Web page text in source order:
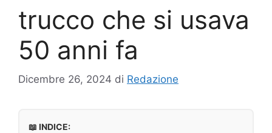
trucco che si usava
50 anni fa
Dicembre 26, 2024 di Redazione
📖 INDICE: